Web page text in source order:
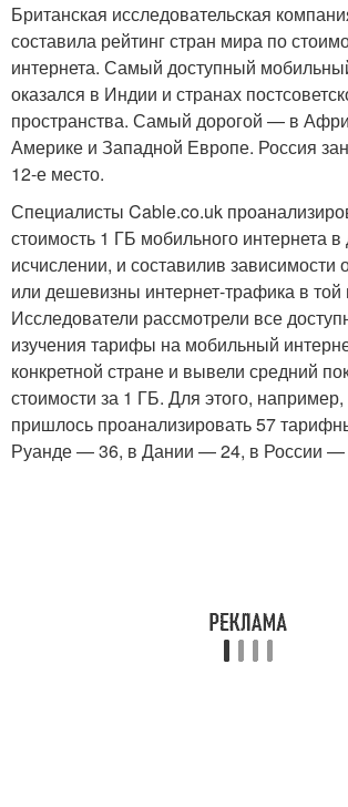
Британская исследовательская
составила рейтинг стран мира по
интернета. Самый доступный
оказался в Индии и странах
пространства. Самый дорогой — в
Америке и Западной Европе. Россия
12-е место.
Специалисты Cable.co.uk
стоимость 1 ГБ мобильного интернета
исчислении, и составилив зависимости
или дешевизны интернет-трафика в той
Исследователи рассмотрели все
изучения тарифы на мобильный
конкретной стране и вывели средний
стоимости за 1 ГБ. Для этого,
пришлось проанализировать 57
Руанде — 36, в Дании — 24, в России —